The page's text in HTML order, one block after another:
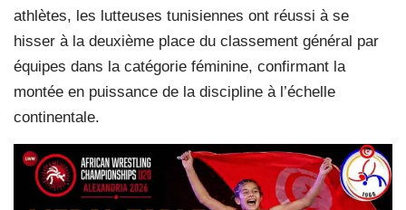
athlètes, les lutteuses tunisiennes ont réussi à se
hisser à la deuxième place du classement général par
équipes dans la catégorie féminine, confirmant la
montée en puissance de la discipline à l’échelle
continentale.